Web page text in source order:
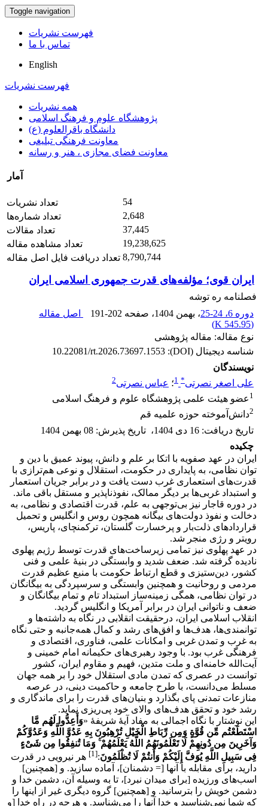
Toggle navigation
فهرست نشریات
تماس با ما
English
فهرست نشریات
همه نشریات
پژوهشگاه علوم و فرهنگ اسلامی
دانشگاه باقرالعلوم (ع)
معاونت فرهنگی تبلیغی
معاونت فضای مجازی ، هنر و رسانه
آمار
تعداد نشریات
54
تعداد شماره‌ها
2,648
تعداد مقالات
37,445
تعداد مشاهده مقاله
19,238,625
تعداد دریافت فایل اصل مقاله 8,790,744
ایران قوی؛ مؤلفه‌های قدرت جمهوری اسلامی ایران
فصلنامه ره توشه
دوره 6، 24-25
، بهمن 1404 ، صفحه 191-202
اصل مقاله
(
545.95 K
)
نوع مقاله: مقاله پژوهشی
شناسه دیجیتال (DOI):
10.22081/rt.2026.73697.1553
نویسندگان
علی اصغر نصرتی*
1؛ عباس نصرتی2
1 عضو هیئت علمی پژوهشگاه علوم و فرهنگ اسلامی
2دانش‌آموخته حوزه علمیه قم
تاریخ دریافت: 16 دی 1404 ، تاریخ پذیرش: 08 بهمن 1404
چکیده
ایران در عهد صفویه با اتکا بر علم و دانش، پیوند عمیق با دین و
توان نظامی، به پایداری در حکومت، استقلال و نوعی هم‌ترازی با
قدرت‌های استعماری غرب دست یافت و در برابر جریان استعمار
و استبداد غربی‌ها بر دیگر ممالک، نفوذناپذیر و مستقل باقی ماند.
در دوره قاجار نیز بی‌توجهی به علم، قدرت اقتصادی و نظامی، به
دخالت و نفوذ دولت‌های بیگانه همچون روس و انگلیس و تحمیل
قراردادهای ذلت‌بار و پرخسارت گلستان، ترکمنچای، پاریس،
رویتر و رژی منجر شد.
در عهد پهلوی نیز تمامی زیرساخت‌های قدرت توسط رژیم پهلوی
نادیده گرفته شد. ضعف شدید و وابستگی در بنیۀ علمی و فنی
کشور، دین‌ستیزی و قطع ارتباط حکومت با منبع عظیم قدرت
مردمی و روحانیت و همچنین وابستگی و سرسپردگی به بیگانگان
در توان نظامی، همگی زمینه‌ساز استبداد تام و تمام بیگانگان و
ضعف و ناتوانی ایران در برابر آمریکا و انگلیس گردید.
انقلاب اسلامی ایران، درحقیقت انقلابی در نگاه به داشته‌ها و
توانمندی‌ها، هدف‌ها و افق‌های رشد و کمال همه‌جانبه و حتی نگاه
به غرب و تمدن غربی و امکانات علمی، فناوری، اقتصادی و
فرهنگی غرب بود. با وجود رهبری‌های حکیمانه امام خمینی و
آیت‌الله خامنه‌ای و ملت متدین، فهیم و مقاوم ایران، کشور
توانست در عصری که تمدن مادی استقلال خود را بر همه جهان
مسلط می‌دانست، با طرح جامعه و حاکمیت دینی، در عرصه
منازعات تمدنی پای بگذارد و بنیان‌های قدرت را برای ماندگاری و
رشد خود و تحقق هدف‌های والای خود پی‌ریزی نماید.
این نوشتار با نگاه اجمالی به مفاد آیۀ شریفۀ «وَأَعِدُّوا لَهُم مَّا
اسْتَطَعْتُم مِّن قُوَّةٍ وَمِن رِّبَاطِ الْخَیْلِ تُرْهِبُونَ بِهِ عَدُوَّ اللَّهِ وَعَدُوَّکُمْ
وَآخَرِینَ مِن دُونِهِمْ لَا تَعْلَمُونَهُمُ اللَّهُ یَعْلَمُهُمْ ۚ وَمَا تُنفِقُوا مِن شَیْءٍ
فِی سَبِیلِ اللَّهِ یُوَفَّ إِلَیْکُمْ وَأَنتُمْ لَا تُظْلَمُونَ:
[1]
هر نیرویی در قدرت
دارید، برای مقابله با آنها [= دشمنان‌]، آماده سازید. و [همچنین]
اسب‌های ورزیده [برای میدان نبرد]، تا به وسیله آن، دشمن خدا و
دشمن خویش را بترسانید. و [همچنین] گروه دیگری غیر از اینها را
که شما نمی‌شناسید و خدا آنها را می‌شناسد. و هرچه در راه خدا [و